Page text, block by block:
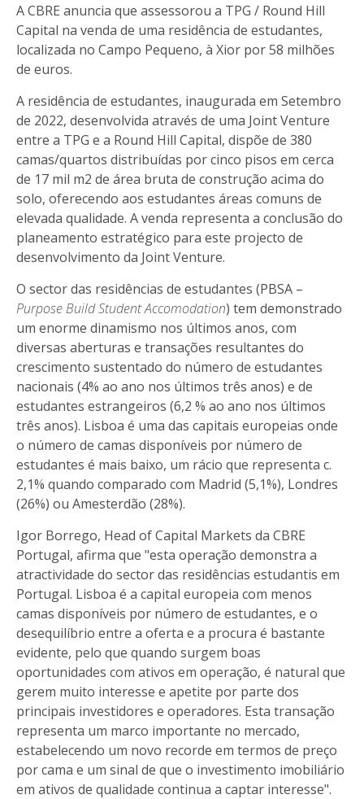
A CBRE anuncia que assessorou a TPG / Round Hill
Capital na venda de uma residência de estudantes,
localizada no Campo Pequeno, à Xior por 58 milhões
de euros.
A residência de estudantes, inaugurada em Setembro
de 2022, desenvolvida através de uma Joint Venture
entre a TPG e a Round Hill Capital, dispõe de 380
camas/quartos distribuídas por cinco pisos em cerca
de 17 mil m2 de área bruta de construção acima do
solo, oferecendo aos estudantes áreas comuns de
elevada qualidade. A venda representa a conclusão do
planeamento estratégico para este projecto de
desenvolvimento da Joint Venture.
O sector das residências de estudantes (PBSA –
Purpose Build Student Accomodation) tem demonstrado
um enorme dinamismo nos últimos anos, com
diversas aberturas e transações resultantes do
crescimento sustentado do número de estudantes
nacionais (4% ao ano nos últimos três anos) e de
estudantes estrangeiros (6,2 % ao ano nos últimos
três anos). Lisboa é uma das capitais europeias onde
o número de camas disponíveis por número de
estudantes é mais baixo, um rácio que representa c.
2,1% quando comparado com Madrid (5,1%), Londres
(26%) ou Amesterdão (28%).
Igor Borrego, Head of Capital Markets da CBRE
Portugal, afirma que "esta operação demonstra a
atractividade do sector das residências estudantis em
Portugal. Lisboa é a capital europeia com menos
camas disponíveis por número de estudantes, e o
desequilíbrio entre a oferta e a procura é bastante
evidente, pelo que quando surgem boas
oportunidades com ativos em operação, é natural que
gerem muito interesse e apetite por parte dos
principais investidores e operadores. Esta transação
representa um marco importante no mercado,
estabelecendo um novo recorde em termos de preço
por cama e um sinal de que o investimento imobiliário
em ativos de qualidade continua a captar interesse".